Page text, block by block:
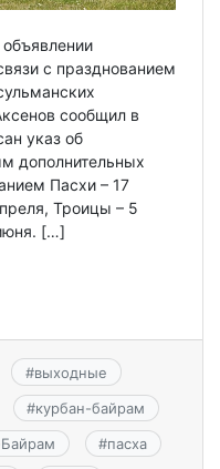
с празднованием
сообщил в
указ об
дополнительных
Пасхи – 17
Троицы – 5
[…]
#выходные
#курбан-байрам
#пасха